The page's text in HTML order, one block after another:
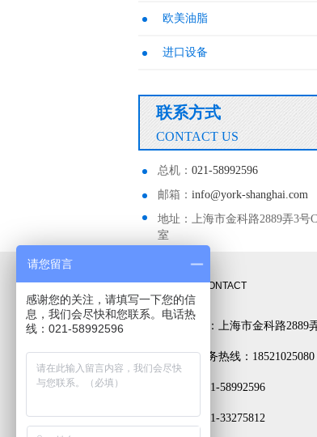
欧美油脂
进口设备
联系方式
CONTACT US
总机： 021-58992596
邮箱： info@york-shanghai.com
地址：上海市金科路2889弄3号
室
联系方式CONTACT
公司地址：上海市金科路2889
24小时服务热线：18521025080
电话： 021-58992596
传真： 021-33275812
请您留言
感谢您的关注，请填写一下您的信
息，我们会尽快和您联系。电话热
线：021-58992596